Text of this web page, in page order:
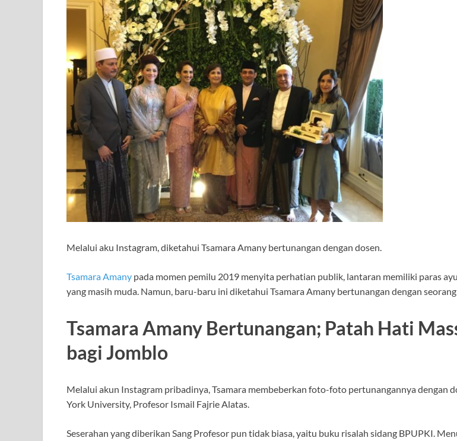
Melalui aku Instagram, diketahui Tsamara Amany bertunangan dengan dosen.
Tsamara Amany pada momen pemilu 2019 menyita perhatian publik, lantaran memiliki paras
yang masih muda. Namun, baru-baru ini diketahui Tsamara Amany bertunangan dengan
Tsamara Amany Bertunangan; Patah Hati
bagi Jomblo
Melalui akun Instagram pribadinya, Tsamara membeberkan foto-foto pertunangannya dengan
York University, Profesor Ismail Fajrie Alatas.
Seserahan yang diberikan Sang Profesor pun tidak biasa, yaitu buku risalah sidang BPUPKI.